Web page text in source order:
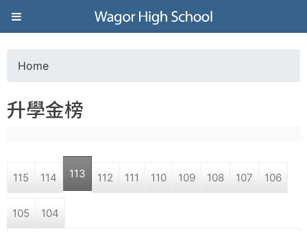
Jump to navigation
葳
格
高
學
o
a
r
Home
升學金榜
115 114 113 112 111 110 109 108 107 106
105 104